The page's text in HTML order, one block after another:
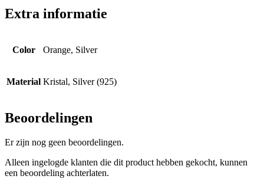
Extra informatie
Color Orange, Silver
Material Kristal, Silver (925)
Beoordelingen
Er zijn nog geen beoordelingen.
Alleen ingelogde klanten die dit product hebben gekocht, kunnen
een beoordeling achterlaten.